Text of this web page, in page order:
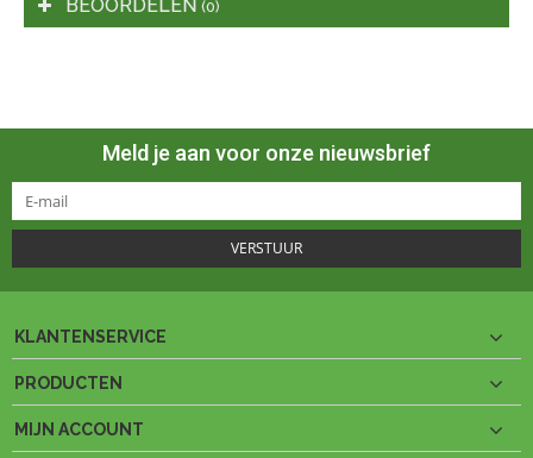
BEOORDELEN (0)
Meld je aan voor onze nieuwsbrief
VERSTUUR
KLANTENSERVICE
PRODUCTEN
MIJN ACCOUNT